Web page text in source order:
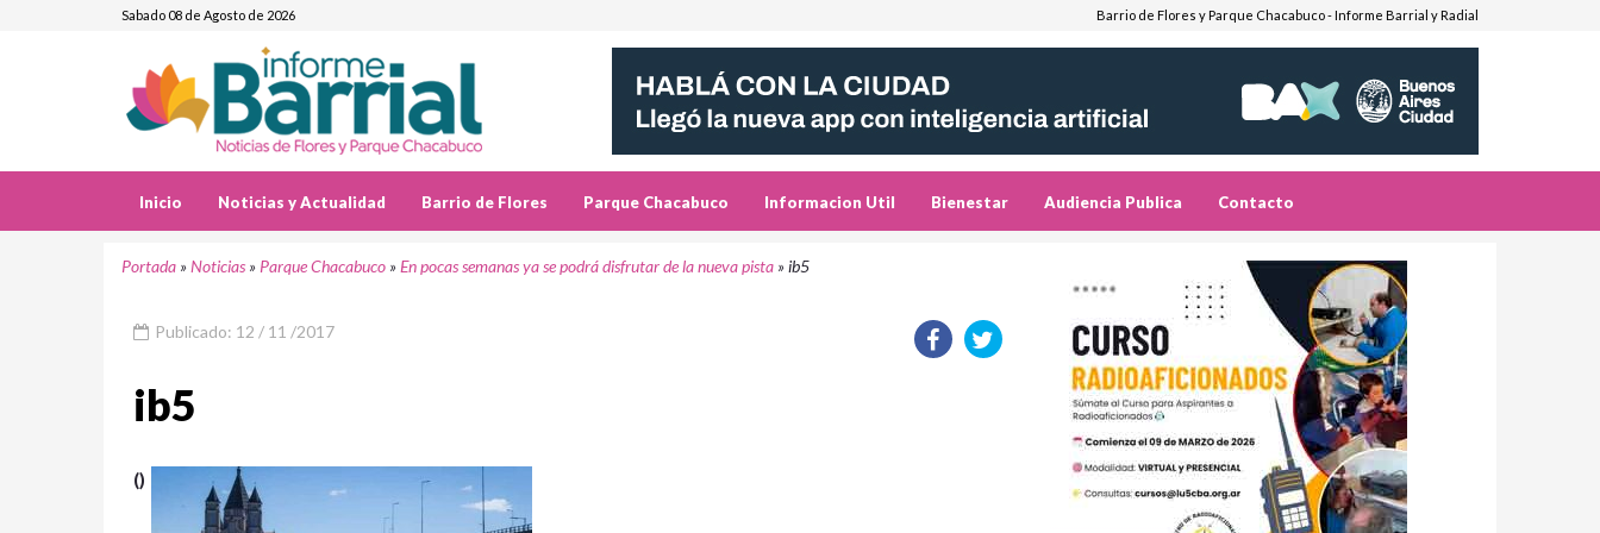
Sabado 08 de Agosto de 2026 Barrio de Flores y Parque Chacabuco - Informe Barrial y Radial
Inicio Noticias y Actualidad Barrio de Flores Parque Chacabuco Informacion Util Bienestar Audiencia Publica Contacto
Portada »Noticias » Parque Chacabuco »En pocas semanas ya se podrá disfrutar de la nueva pista »ib5
Publicado: 12 / 11 /2017
ib5
()